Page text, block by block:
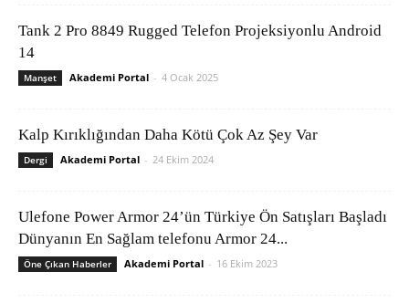
Tank 2 Pro 8849 Rugged Telefon Projeksiyonlu Android
14
Manşet Akademi Portal - 4 Ocak 2025
Kalp Kırıklığından Daha Kötü Çok Az Şey Var
Dergi Akademi Portal - 24 Ekim 2024
Ulefone Power Armor 24’ün Türkiye Ön Satışları Başladı
Dünyanın En Sağlam telefonu Armor 24...
Öne Çıkan Haberler Akademi Portal - 16 Ekim 2023